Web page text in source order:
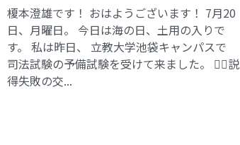
榎本澄雄です！ おはようございます！ 7月20
日、月曜日。 今日は海の日、土用の入りで
す。 私は昨日、 立教大学池袋キャンパスで
司法試験の予備試験を受けて来ました。 🕵️‍♂️説
得失敗の交...